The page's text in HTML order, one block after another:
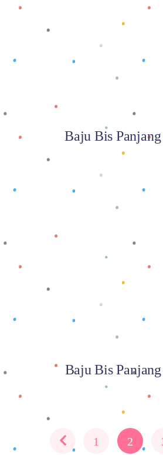
Baca
Baju Bis Panjang
Baca
Baju Bis Panjang
1 2